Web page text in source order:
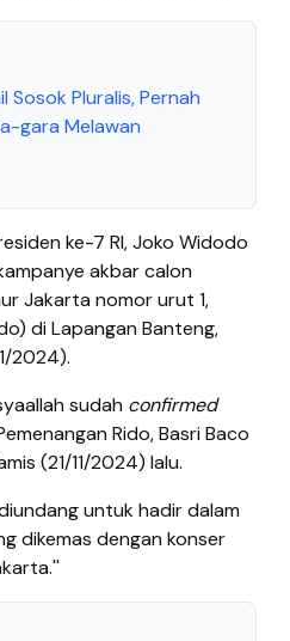
Sosok Pluralis, Pernah
gara Melawan
ke-7 RI, Joko Widodo
akbar calon
Jakarta nomor urut 1,
di Lapangan Banteng,
2024).
sudah confirmed
Rido, Basri Baco
(21/11/2024) lalu.
untuk hadir dalam
dikemas dengan konser